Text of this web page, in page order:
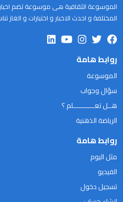
الموسوعة الثقافية هى موسوعة تضم
المختلفة و احدث الاخبار و اختبارات و الغاز
روابط هامة
الموسوعة
سؤال وجواب
هــل تعـــــــــــلم ؟
الرياضة الذهنية
روابط هامة
مثل اليوم
الفيديو
تسجيل دخول